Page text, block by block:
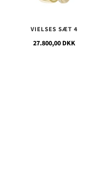
VIELSES SÆT 4
27.800,00 DKK